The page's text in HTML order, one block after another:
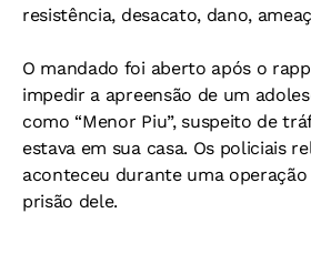
resistência, desacato, dano,
O mandado foi aberto após o
impedir a apreensão de um
como “Menor Piu”, suspeito de
estava em sua casa. Os policiais
aconteceu durante uma
prisão dele.